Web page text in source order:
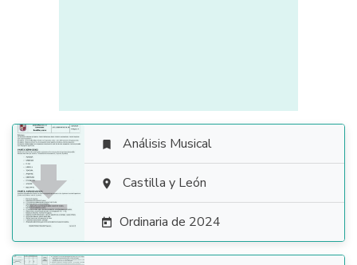

 Análisis Musical
 Castilla y León
 Ordinaria de 2024